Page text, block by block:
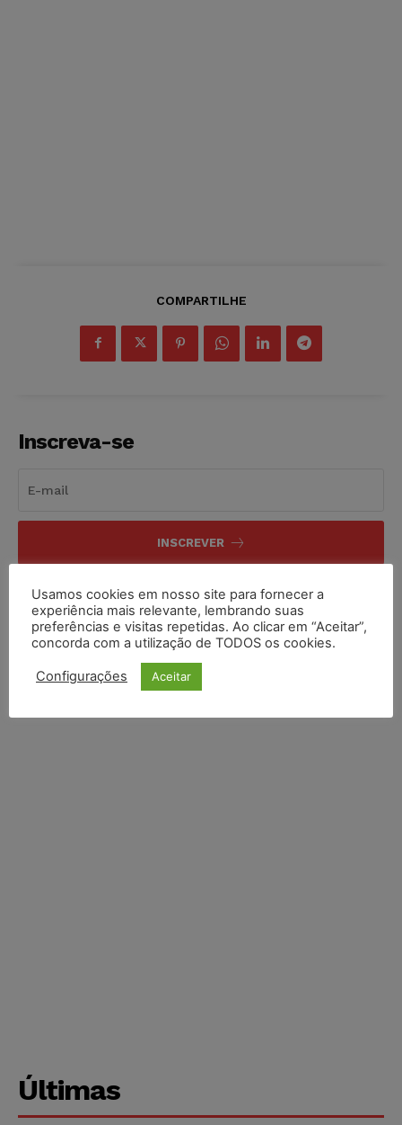
COMPARTILHE
Inscreva-se
INSCREVER
Últimas
Usamos cookies em nosso site para fornecer a
experiência mais relevante, lembrando suas
preferências e visitas repetidas. Ao clicar em “Aceitar”,
concorda com a utilização de TODOS os cookies.
Configurações Aceitar